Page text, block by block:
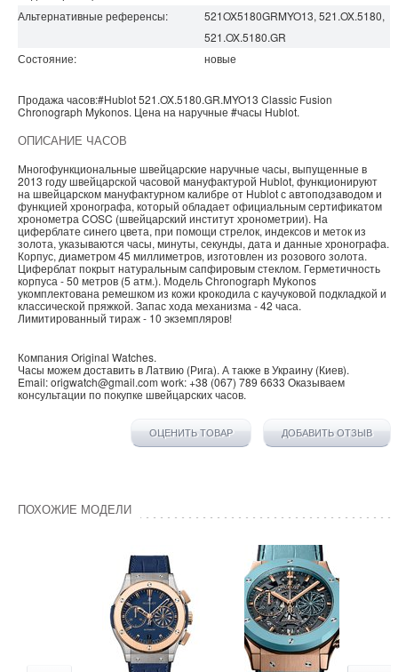
Альтернативные референсы:
521OX5180GRMYO13, 521.OX.5180,
521.OX.5180.GR
Состояние:
новые
Продажа часов:#Hublot521.OX.5180.GR.MYO13 Classic Fusion
Chronograph Mykonos. Цена на наручные #часы Hublot.
ОПИСАНИЕ ЧАСОВ
Многофункциональные швейцарские наручные часы, выпущенные в
2013 году швейцарской часовой мануфактурой Hublot, функционируют
на швейцарском мануфактурном калибре от Hublot с автоподзаводом и
функцией хронографа, который обладает официальным сертификатом
хронометра COSC (швейцарский институт хронометрии). На
циферблате синего цвета, при помощи стрелок, индексов и меток из
золота, указываются часы, минуты, секунды, дата и данные хронографа.
Корпус, диаметром 45 миллиметров, изготовлен из розового золота.
Циферблат покрыт натуральным сапфировым стеклом. Герметичность
корпуса - 50 метров (5 атм.). Модель Chronograph Mykonos
укомплектована ремешком из кожи крокодила с каучуковой подкладкой и
классической пряжкой. Запас хода механизма - 42 часа.
Лимитированный тираж - 10 экземпляров!
Компания Original Watches.
Часы можем доставить в Латвию (Рига). А также вУкраину (Киев).
Email:origwatch@gmail.com work:+38 (067) 789 6633 Оказываем
консультации по покупке швейцарских часов.
ОЦЕНИТЬ ТОВАР ДОБАВИТЬ ОТЗЫВ
ПОХОЖИЕ МОДЕЛИ